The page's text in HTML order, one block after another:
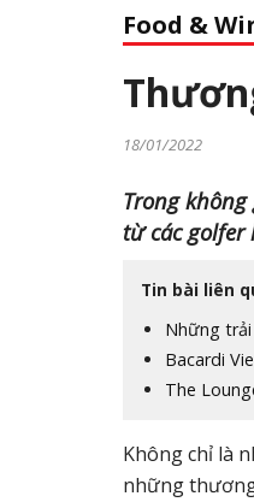
Food &
18/01/2022
Trong
từ các golfer
Tin bài liên
Những
Bacardi
The
Không chỉ là
những